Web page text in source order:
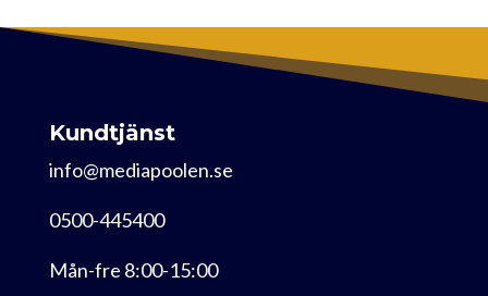
Kundtjänst
info@mediapoolen.se
0500-445400
Mån-fre 8:00-15:00